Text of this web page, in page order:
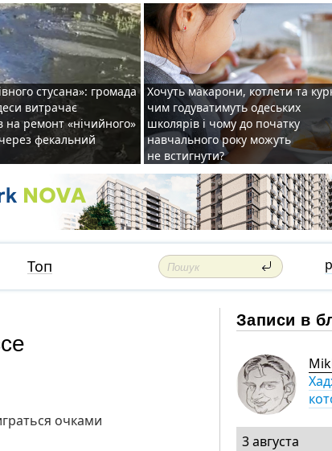
стусана»: громада
витрачає
на ремонт «нічийного»
фекальний
Хочуть макарони, котлети та
чим годуватимуть одеських
школярів і чому до початку
навчального року можуть
не встигнути?
Топ
очками
Записи в
3 августа